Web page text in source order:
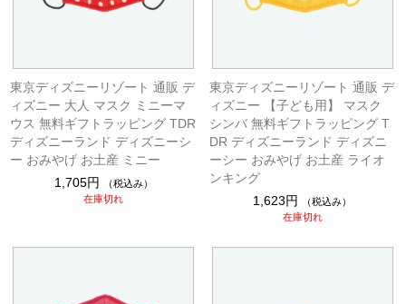
東京ディズニーリゾート 通販 デ
ィズニー 大人 マスク ミニーマ
ウス 無料ギフトラッピング TDR
ディズニーランド ディズニーシ
ー おみやげ お土産 ミニー
1,705円
（税込み）
在庫切れ
東京ディズニーリゾート 通販 デ
ィズニー 【子ども用】 マスク
シンバ 無料ギフトラッピング T
DR ディズニーランド ディズニ
ーシー おみやげ お土産 ライオ
ンキング
1,623円
（税込み）
在庫切れ